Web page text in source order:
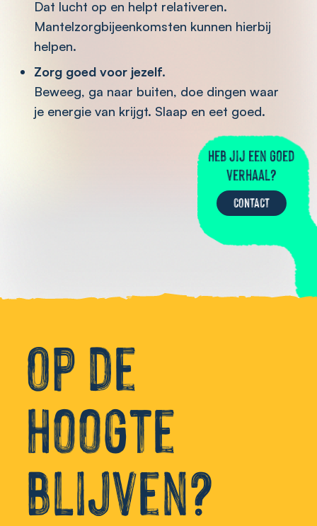
Dat lucht op en helpt relativeren.
Mantelzorgbijeenkomsten kunnen hierbij
helpen.
Zorg goed voor jezelf.
Beweeg, ga naar buiten, doe dingen waar
je energie van krijgt. Slaap en eet goed.
Heb jij een goed
verhaal?
CONTACT
Op de
hoogte
blijven?